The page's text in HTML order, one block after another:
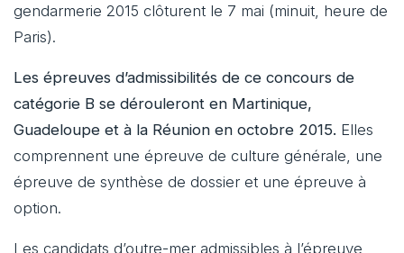
gendarmerie 2015 clôturent le 7 mai (minuit, heure de
Paris).
Les épreuves d’admissibilités de ce concours de
catégorie B se dérouleront en Martinique,
Guadeloupe et à la Réunion en octobre 2015. Elles
comprennent une épreuve de culture générale, une
épreuve de synthèse de dossier et une épreuve à
option.
Les candidats d’outre-mer admissibles à l’épreuve